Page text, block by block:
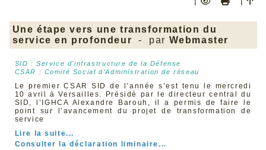
partis d’extrême droite, notamment le Rassemblement
contre des projets de loi ou des résolutions pour
l’égalité femmes/hommes, pour la relance économique
des pays de l’UE après le Covid-19, pour le soutien à
l’Ukraine, ou encore pour le devoir de vigilance des
et de l’environnement (travail des enfants, esclavage,
pollution et déforestation, etc.).
Il ne faut pas être grand clerc pour penser que céder
aux sirènes du repli national serait extrêmement
dangereux pour l’Europe, et, en particulier, pour les
travailleurs et les travailleuses. L’expérience du Brexit
en est la preuve. Une fois sorti de l’UE, le Royaume-Uni
a soudainement découvert à quel point il en était
dépendant.
Une étape vers une transformation du
service en profondeur
- par Webmaster
SID : Service d'infrastructure de la Défense
CSAR : Comité Social d’Administration de réseau
Le premier CSAR SID de l’année s’est tenu le mercredi
10 avril à Versailles. Présidé par le directeur central du
SID, l’IGHCA Alexandre Barouh, il a permis de faire le
point sur l’avancement du projet de transformation de
service
Lire la suite...
Consulter la déclaration liminaire...